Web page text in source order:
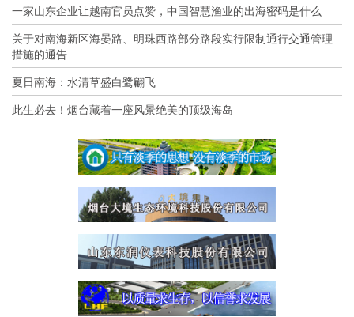
一家山东企业让越南官员点赞，中国智慧渔业的出海密码是什么
关于对南海新区海晏路、明珠西路部分路段实行限制通行交通管理
措施的通告
夏日南海：水清草盛白鹭翩飞
此生必去！烟台藏着一座风景绝美的顶级海岛